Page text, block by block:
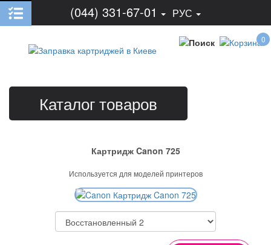
(044) 331-67-01 РУС
0
Каталог товаров
Картридж Canon 725
Используется для моделей принтеров